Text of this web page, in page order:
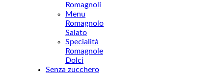
Romagnoli
Menu
Romagnolo
Salato
Specialità
Romagnole
Dolci
Senza zucchero